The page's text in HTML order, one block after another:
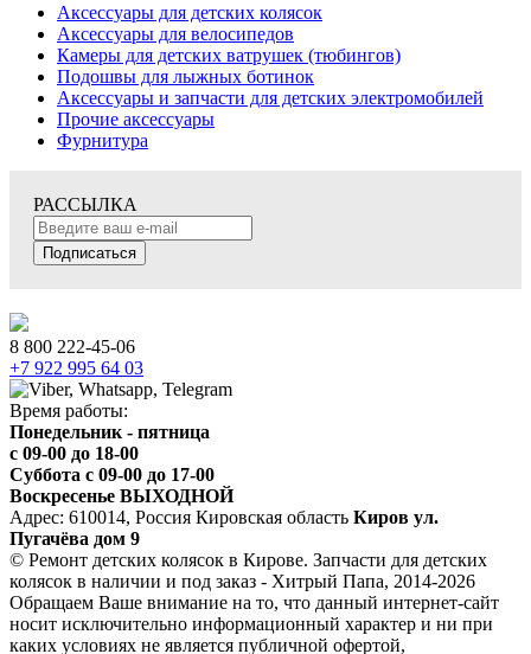
Аксессуары для детских колясок
Аксессуары для велосипедов
Камеры для детских ватрушек (тюбингов)
Подошвы для лыжных ботинок
Аксессуары и запчасти для детских электромобилей
Прочие аксессуары
Фурнитура
РАССЫЛКА
Подписаться
8 800 222-45-06
+7 922 995 64 03
Время работы:
Понедельник - пятница
c 09-00 до 18-00
Суббота с 09-00 до 17-00
Воскресенье ВЫХОДНОЙ
Адрес: 610014, Россия Кировская область Киров ул.
Пугачёва дом 9
© Ремонт детских колясок в Кирове. Запчасти для детских
колясок в наличии и под заказ - Хитрый Папа, 2014-2026
Обращаем Ваше внимание на то, что данный интернет-сайт
носит исключительно информационный характер и ни при
каких условиях не является публичной офертой,